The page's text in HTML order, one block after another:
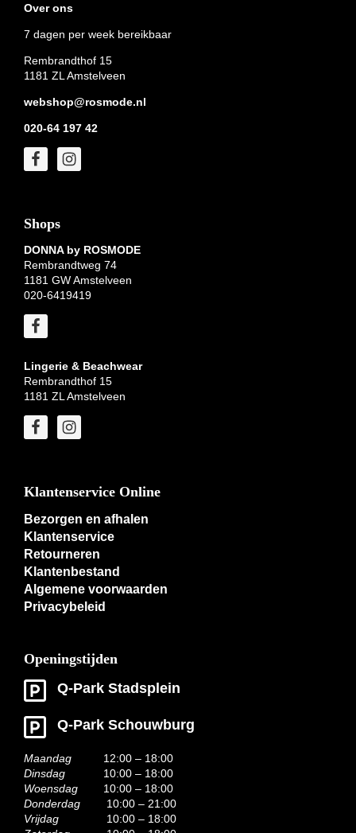
Over ons
7 dagen per week bereikbaar
Rembrandthof 15
1181 ZL Amstelveen
webshop@rosmode.nl
020-64 197 42
Shops
DONNA by ROSMODE
Rembrandtweg 74
1181 GW Amstelveen
020-6419419
Lingerie & Beachwear
Rembrandthof 15
1181 ZL Amstelveen
Klantenservice Online
Bezorgen en afhalen
Klantenservice
Retourneren
Klantenbestand
Algemene voorwaarden
Privacybeleid
Openingstijden
Q-Park Stadsplein
Q-Park Schouwburg
Maandag
12:00 – 18:00
Dinsdag
10:00 – 18:00
Woensdag
10:00 – 18:00
Donderdag
10:00 – 21:00
Vrijdag
10:00 – 18:00